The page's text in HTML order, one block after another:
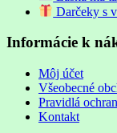
Darčeky s
Informácie k
Môj účet
Všeobecné
Pravidlá
Kontakt